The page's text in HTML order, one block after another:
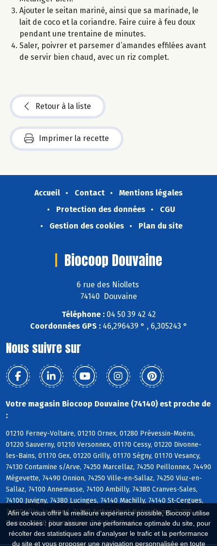
Afin de vous offrir la meilleure expérience possible, Biocoop utilise
des cookies : pour assurer une performance optimale du site, pour
récolter des statistiques afin d'analyser le trafic et la performance
du site et vous proposer une navigation personnalisée en toute
Ajouter le seitan mariné, ainsi que sa marinade, le
lait de coco et la coriandre. Faire cuire à feu doux
pendant une trentaine de minutes.
Saler, poivrer et parsemer d’amandes effilées avant
de servir bien chaud, avec un riz complet.
Retour à la liste
Imprimer la recette
Accueil Contact
Mentions légales
Protection des données
CGU
Gestion des cookies
Plan du site
Biocoop Douvaine
6 rue des Niollets
74140 Douvaine
Téléphone :04 50 39 42 42
Coordonnées GPS :46,296439 ° , 6,305243 °
Nous suivre sur
Votre magasin Biocoop Douvaine (74140) est proche de
:
01210 Ferney-Voltaire, 01210 Ornex, 01280 Prévessin-Moëns,
01220 Sauverny, 01210 Versonnex, 01170 Cessy, 01220 Divonne-
les-Bains, 01170 Gex, 01220 Grilly, 01170 Ségny, 01170 Vesancy,
74130 Contamine s/Arve, 74250 Marcellaz, 74250 Peillonnex, 74490
Mégevette, 74490 Onnion, 74250 Ville-en-Sallaz, 74250 Viuz-en-
Sallaz, 74100 Annemasse, 74100 Ambilly, 74380 Cranves-Sales,
74100 Juvigny, 74380 Lucinges, 74140 Machilly, 74140 St-Cergues,
74100 Ville-la-Grand, 74380 Arthaz-Pont-Notre-Dame, 74380
Bonne, 74100 Etrembières, 74240 Gaillard